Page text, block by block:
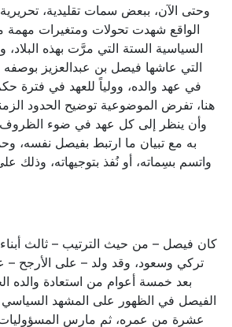
وحتى الآن، ببعض سمات تقليدية،
الواقع شهدت تحولات ومتغيرات مهمة
السياسية الستة التي مرَّت بهذه البلاد،
التي عاشها فيصل بن عبدالعزيز بوصفه
في عهد والده، وولياً للعهد في فترة
هنا، تفرض الموضوعية توضيح الحدود
وأن ينظر إلى كل عهد في ضوء الظروف
به مع تبيان ما ارتبط بفيصل نفسه،
واتسم بسِماته، أو نُفذ بتوجيهاته، وذلك
كان فيصل – من حيث الترتيب – ثالث أبناء
بعد خمسة أعوام من استعادة والده
الفيصل في الظهور على المشهد السياسي
عشرة من عمره، ثم مارس المسؤوليات